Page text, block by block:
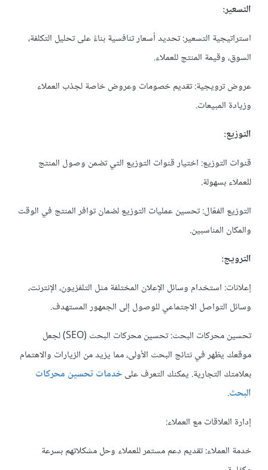
التسعير:
استراتيجية التسعير: تحديد أسعار تنافسية بناءً على تحليل التكلفة،
السوق، وقيمة المنتج للعملاء.
عروض ترويجية: تقديم خصومات وعروض خاصة لجذب العملاء
وزيادة المبيعات.
التوزيع:
قنوات التوزيع: اختيار قنوات التوزيع التي تضمن وصول المنتج
للعملاء بسهولة.
التوزيع الفعّال: تحسين عمليات التوزيع لضمان توافر المنتج في الوقت
والمكان المناسبين.
الترويج:
إعلانات: استخدام وسائل الإعلان المختلفة مثل التلفزيون، الإنترنت،
وسائل التواصل الاجتماعي للوصول إلى الجمهور المستهدف.
تحسين محركات البحث: تحسين محركات البحث (SEO) لجعل
موقعك يظهر في نتائج البحث الأولى، مما يزيد من الزيارات والاهتمام
بعلامتك التجارية. يمكنك التعرف علىخدمات تحسين محركات
البحث.
إدارة العلاقات مع العملاء:
خدمة العملاء: تقديم دعم مستمر للعملاء وحل مشكلاتهم بسرعة